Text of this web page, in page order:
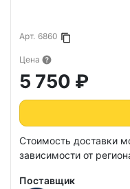
Арт. 6860
Копировать в
Цена
5 750 ₽
Стоимость доставки
зависимости от
Поставщик